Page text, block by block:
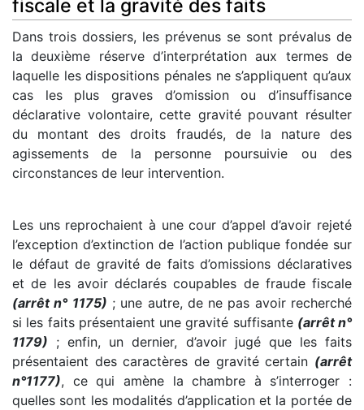
fiscale et la gravité des faits
Dans trois dossiers, les prévenus se sont prévalus de
la deuxième réserve d’interprétation aux termes de
laquelle les dispositions pénales ne s’appliquent qu’aux
cas les plus graves d’omission ou d’insuffisance
déclarative volontaire, cette gravité pouvant résulter
du montant des droits fraudés, de la nature des
agissements de la personne poursuivie ou des
circonstances de leur intervention.
Les uns reprochaient à une cour d’appel d’avoir rejeté
l’exception d’extinction de l’action publique fondée sur
le défaut de gravité de faits d’omissions déclaratives
et de les avoir déclarés coupables de fraude fiscale
(arrêt n° 1175) ; une autre, de ne pas avoir recherché
si les faits présentaient une gravité suffisante (arrêt n°
1179) ; enfin, un dernier, d’avoir jugé que les faits
présentaient des caractères de gravité certain (arrêt
n°1177), ce qui amène la chambre à s’interroger :
quelles sont les modalités d’application et la portée de